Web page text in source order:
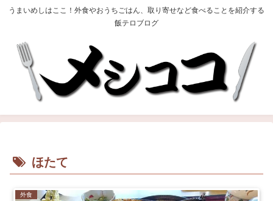
うまいめしはここ！外食やおうちごはん、取り寄せなど食べることを紹介する
飯テロブログ
ほたて
外食